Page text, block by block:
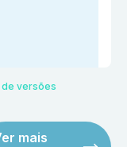
versões
mais